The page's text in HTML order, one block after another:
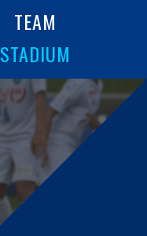
TEAM
STADIUM